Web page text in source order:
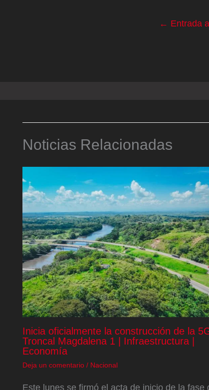
← Entrada
Noticias Relacionadas
Inicia oficialmente la construcción de la
Troncal Magdalena 1 | Infraestructura |
Economía
Deja un comentario / Nacional
Este lunes se firmó el acta de inicio de la fase